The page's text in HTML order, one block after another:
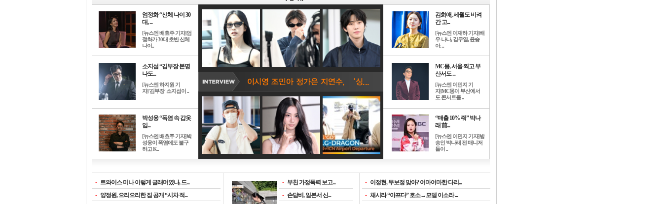
엄정화 “신체 나이 30
대, ...
[뉴스엔 배효주 기자]엄
정화가 30대 초반 신체
나이..
소지섭 “김부장 본명
나도...
[뉴스엔 하지원 기
자]'김부장' 소지섭이 ..
박성웅 “폭염 속 갑옷
입...
[뉴스엔 배효주 기자]박
성웅이 폭염에도 불구
하고 K..
김희애, 세월도 비켜
간 고...
[뉴스엔 이재하 기자]배
우 나나, 김무열, 윤승
아, ..
MC몽, 서울 찍고 부
산서도 ...
[뉴스엔 이민지 기
자]MC몽이 부산에서
도 콘서트를 ..
“매출 10% 줘” 박나
래 前...
[뉴스엔 이민지 기자]방
송인 박나래 전 매니저
들이 ..
- 트와이스 미나 이렇게 글래머였나, 드...
- 양정원, 으리으리한 집 공개 “시차 적...
- 부친 가정폭력 보고...
- 손담비, 일본서 신...
- 이정현, 무보정 맞아? 어마어마한 다리...
- 채시라 “아프다” 호소→모델 이소라 ...